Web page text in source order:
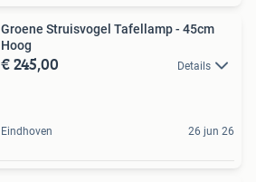
Groene Struisvogel Tafellamp - 45cm
Hoog
€ 245,00 Details
Eindhoven 26 jun 26